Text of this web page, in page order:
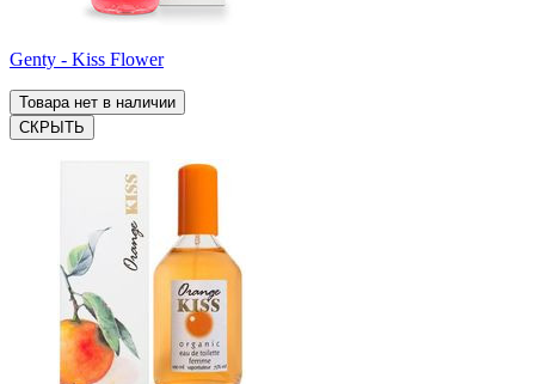
Genty - Kiss Flower
Товара нет в наличии
СКРЫТЬ